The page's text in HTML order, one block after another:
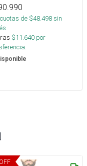
cuotas de $48.498sin
$11.640 por
OFF